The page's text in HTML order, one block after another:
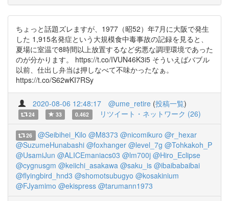
ちょっと話題ズレますが、1977（昭52）年7月に大阪で発生
した 1,915名発症という大規模食中毒事故の記録を見ると、
夏場に室温で8時間以上放置するなど劣悪な調理環境であった
のが分かります。 https://t.co/IVUN46K3i5 そういえばバブル
以前、仕出し弁当は押しなべて不味かったなぁ。
https://t.co/S62wKI7RSy
2020-08-06 12:48:17 @ume_retire (投稿一覧)
24 33 0.462 リツイート・ネットワーク (26)
26 @Seibihei_Kilo @M8373 @nicomikuro @r_hexar
@SuzumeHunabashi @foxhanger @level_7g @Tohkakoh_P
@UsamiJun @ALICEmaniacs03 @lm700j @Hiro_Eclipse
@cygnusgm @keiichi_asakawa @saku_is @ibaibabaibai
@flyingbird_hnd3 @shomotsubugyo @kosakinium
@FJyamimo @ekispress @tarumann1973